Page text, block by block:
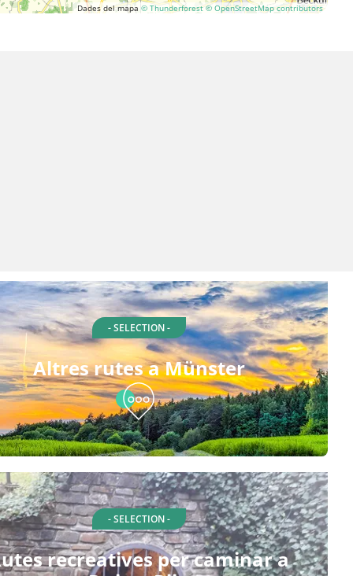
Dades del mapa © Thunderforest © OpenStreetMap contributors
- SELECTION -
Altres rutes a Münster
- SELECTION -
recreatives per caminar a